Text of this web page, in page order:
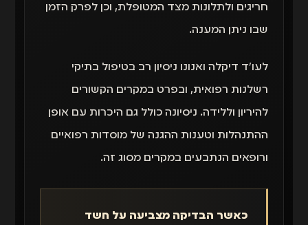
חריגים ולתלונות מצד המטופלת, וכן לפרק הזמן
שבו ניתן המענה.
לעו״ד דיקלה ואנונו ניסיון רב בטיפול בתיקי
רשלנות רפואית, ובפרט במקרים הקשורים
להיריון וללידה. ניסיונה כולל גם היכרות עם אופן
ההתנהלות וטענות ההגנה של מוסדות רפואיים
ורופאים הנתבעים במקרים מסוג זה.
כאשר הבדיקה מצביעה על חשד